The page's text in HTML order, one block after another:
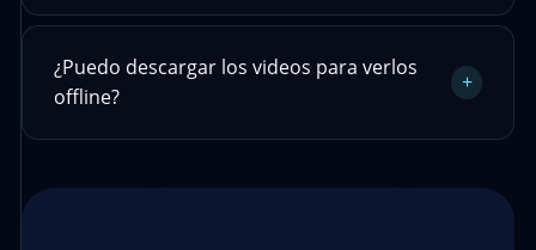
¿Puedo descargar los videos para verlos
offline?
+